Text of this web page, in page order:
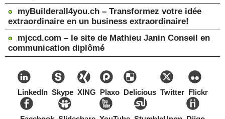
myBuilderall4you.ch – Transformez votre idée
extraordinaire en un business extraordinaire!
mjccd.com – le site de Mathieu Janin Conseil en
communication diplômé
LinkedIn Skype XING Plaxo Delicious Twitter Flickr